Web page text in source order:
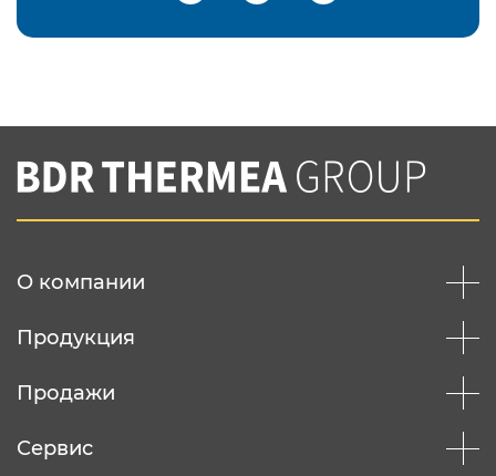
Подтвердить e-mail
Вы соглашаетесь с нашей политикой
конфеденциальности
О компании
Продукция
Продажи
Сервис